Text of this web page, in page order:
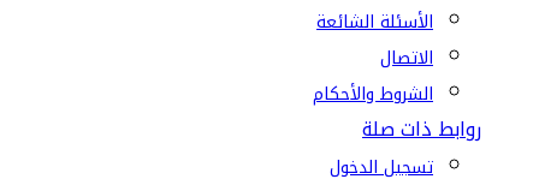
الأسئلة الشائعة
الاتصال
الشروط والأحكام
روابط ذات صلة
تسجيل الدخول